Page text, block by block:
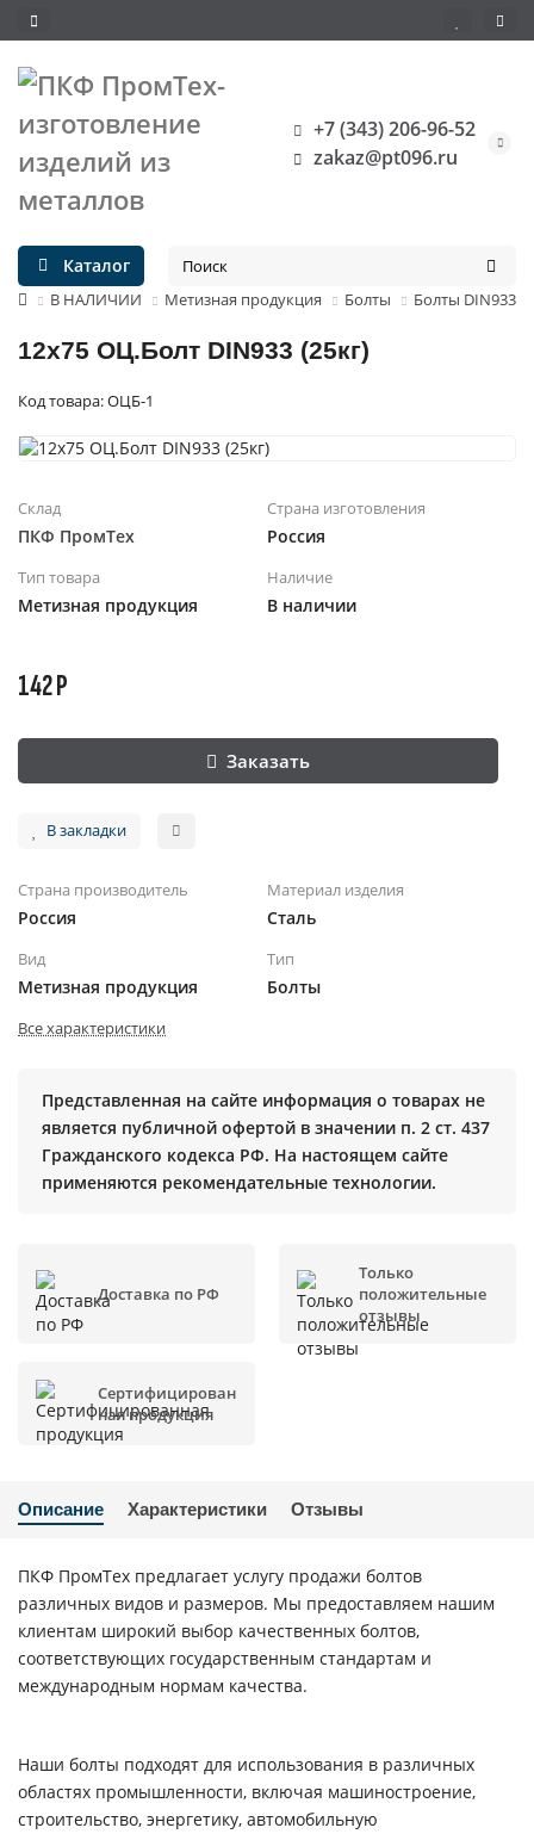
+7 (343) 206-96-52
zakaz@pt096.ru
Каталог
В НАЛИЧИИ Метизная продукция Болты Болты DIN933
12х75 ОЦ.Болт DIN933 (25кг)
Код товара: ОЦБ-1
Склад
ПКФ ПромТех
Страна изготовления
Россия
Тип товара
Метизная продукция
Наличие
В наличии
142 Р
Заказать
В закладки
Страна производитель
Россия
Материал изделия
Сталь
Вид
Метизная продукция
Тип
Болты
Все характеристики
Представленная на сайте информация о товарах не
является публичной офертой в значении п. 2 ст. 437
Гражданского кодекса РФ. На настоящем сайте
применяются рекомендательные технологии.
Доставка по РФ
Только
положительные
отзывы
Сертифицирован
ная продукция
Описание Характеристики Отзывы
ПКФ ПромТех предлагает услугу продажи болтов
различных видов и размеров. Мы предоставляем нашим
клиентам широкий выбор качественных болтов,
соответствующих государственным стандартам и
международным нормам качества.
Наши болты подходят для использования в различных
областях промышленности, включая машиностроение,
строительство, энергетику, автомобильную